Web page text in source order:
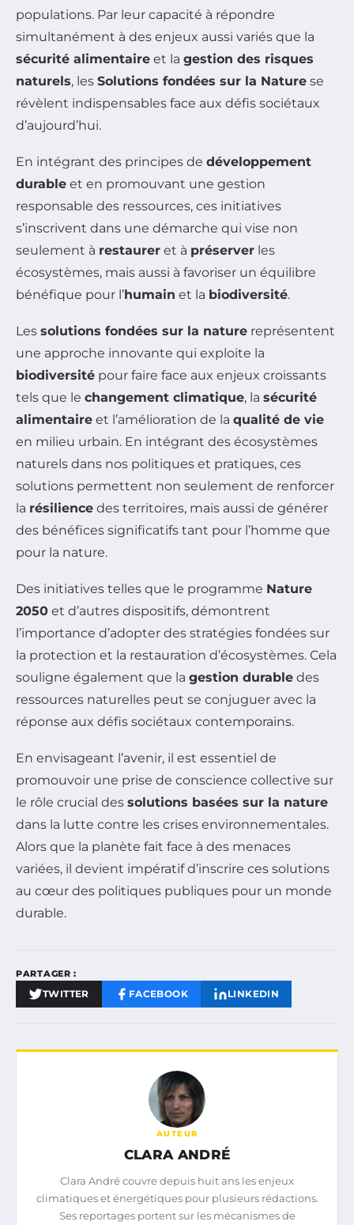
populations. Par leur capacité à répondre
simultanément à des enjeux aussi variés que la
sécurité alimentaire et la gestion des risques
naturels, les Solutions fondées sur la Nature se
révèlent indispensables face aux défis sociétaux
d’aujourd’hui.
En intégrant des principes de développement
durable et en promouvant une gestion
responsable des ressources, ces initiatives
s’inscrivent dans une démarche qui vise non
seulement à restaurer et à préserver les
écosystèmes, mais aussi à favoriser un équilibre
bénéfique pour l’humain et la biodiversité.
Les solutions fondées sur la nature représentent
une approche innovante qui exploite la
biodiversité pour faire face aux enjeux croissants
tels que le changement climatique, la sécurité
alimentaire et l’amélioration de la qualité de vie
en milieu urbain. En intégrant des écosystèmes
naturels dans nos politiques et pratiques, ces
solutions permettent non seulement de renforcer
la résilience des territoires, mais aussi de générer
des bénéfices significatifs tant pour l’homme que
pour la nature.
Des initiatives telles que le programme Nature
2050 et d’autres dispositifs, démontrent
l’importance d’adopter des stratégies fondées sur
la protection et la restauration d’écosystèmes. Cela
souligne également que la gestion durable des
ressources naturelles peut se conjuguer avec la
réponse aux défis sociétaux contemporains.
En envisageant l’avenir, il est essentiel de
promouvoir une prise de conscience collective sur
le rôle crucial des solutions basées sur la nature
dans la lutte contre les crises environnementales.
Alors que la planète fait face à des menaces
variées, il devient impératif d’inscrire ces solutions
au cœur des politiques publiques pour un monde
durable.
PARTAGER :
TWITTER FACEBOOK LINKEDIN
AUTEUR
CLARA ANDRÉ
Clara André couvre depuis huit ans les enjeux
climatiques et énergétiques pour plusieurs rédactions.
Ses reportages portent sur les mécanismes de